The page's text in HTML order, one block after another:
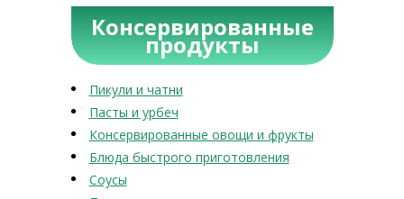
Консервированные
продукты
Пикули и чатни
Пасты и урбеч
Консервированные овощи и фрукты
Блюда быстрого приготовления
Соусы